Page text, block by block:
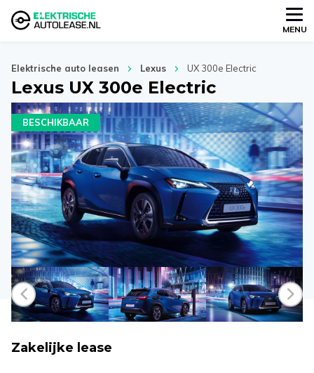
MENU
Elektrische auto leasen Lexus UX 300e Electric
Lexus UX 300e Electric
BESCHIKBAAR
Zakelijke lease